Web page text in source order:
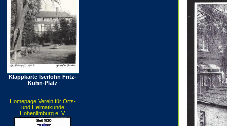
Klappkarte Iserlohn Fritz-
Kühn-Platz
Homepage Verein für Orts-
und Heimatkunde
Hohenlimburg e. V.